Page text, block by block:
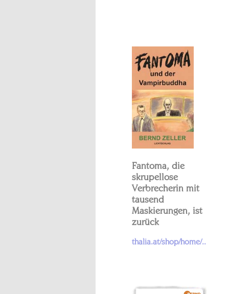
Fantoma, die
skrupellose
Verbrecherin mit
tausend
Maskierungen, ist
zurück
thalia.at/shop/home/..